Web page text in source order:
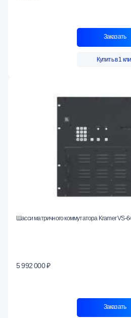
Заказать
Купить в 1
Шасси матричного коммутатора Kramer VS-
5 992 000 ₽
Заказать